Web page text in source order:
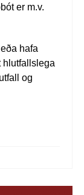
er m.v.
hafa
hlutfallslega
og